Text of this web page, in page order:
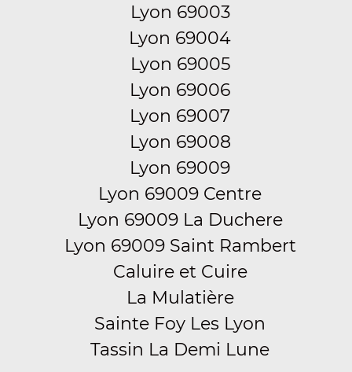
Lyon 69003
Lyon 69004
Lyon 69005
Lyon 69006
Lyon 69007
Lyon 69008
Lyon 69009
Lyon 69009 Centre
Lyon 69009 La Duchere
Lyon 69009 Saint Rambert
Caluire et Cuire
La Mulatière
Sainte Foy Les Lyon
Tassin La Demi Lune